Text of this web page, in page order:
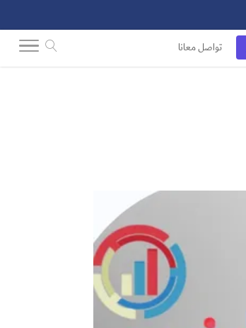
تواصل معانا